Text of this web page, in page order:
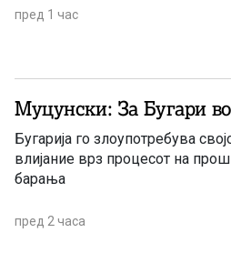
пред 1 час
Муцунски: За Бугари
Бугарија го злоупотребува
влијание врз процесот на
барања
пред 2 часа